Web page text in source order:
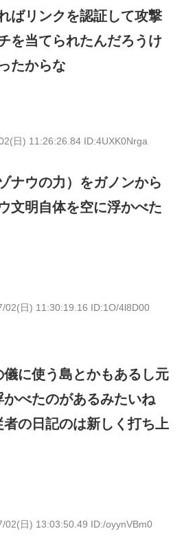
ばリンクを認証して攻撃
を当てられたんだろうけ
たからな
日) 11:26:26.84 ID:4UXK0Nrga
ナウの力）をガノンから
文明自体を空に浮かべた
02(日) 11:30:19.16 ID:1O/4l8D00
に使う島とかもあるし元
べたのがあるみたいね
の日記のは新しく打ち上
02(日) 13:03:50.49 ID:/oyynVBm0